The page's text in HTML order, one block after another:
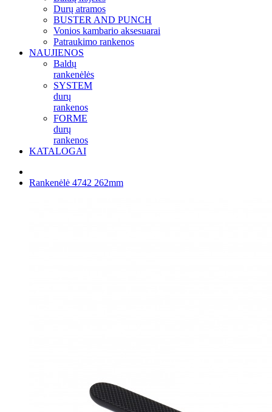
Durų atramos
BUSTER AND PUNCH
Vonios kambario aksesuarai
Patraukimo rankenos
NAUJIENOS
Baldų
rankenėlės
SYSTEM
durų
rankenos
FORME
durų
rankenos
KATALOGAI
Rankenėlė 4742 262mm